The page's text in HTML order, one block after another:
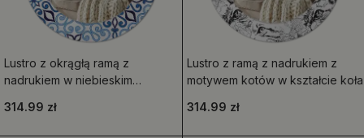
Lustro z okrągłą ramą z
nadrukiem w niebieskim
314.99 zł
Lustro z ramą z nadrukiem z
motywem kotów w kształcie koła
314.99 zł